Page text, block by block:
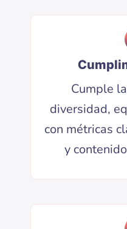
Cumple
diversidad,
con métricas
y